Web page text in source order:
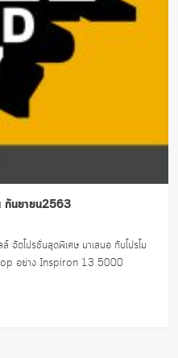
กันยายน2563
จัดโปรชั่นสุดพิเศษ มาเสนอ กับโปรโม
อย่าง Inspiron 13 5000